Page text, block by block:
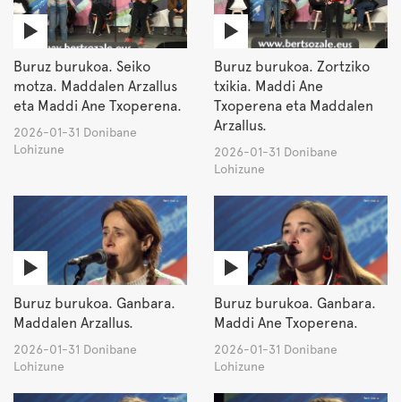
Buruz burukoa. Seiko
motza. Maddalen Arzallus
eta Maddi Ane Txoperena.
2026-01-31 Donibane
Lohizune
Buruz burukoa. Zortziko
txikia. Maddi Ane
Txoperena eta Maddalen
Arzallus.
2026-01-31 Donibane
Lohizune
Buruz burukoa. Ganbara.
Maddalen Arzallus.
2026-01-31 Donibane
Lohizune
Buruz burukoa. Ganbara.
Maddi Ane Txoperena.
2026-01-31 Donibane
Lohizune